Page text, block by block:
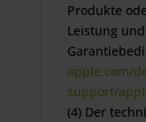
Produkte
Leistung
apple.com/
support/
(4) Der